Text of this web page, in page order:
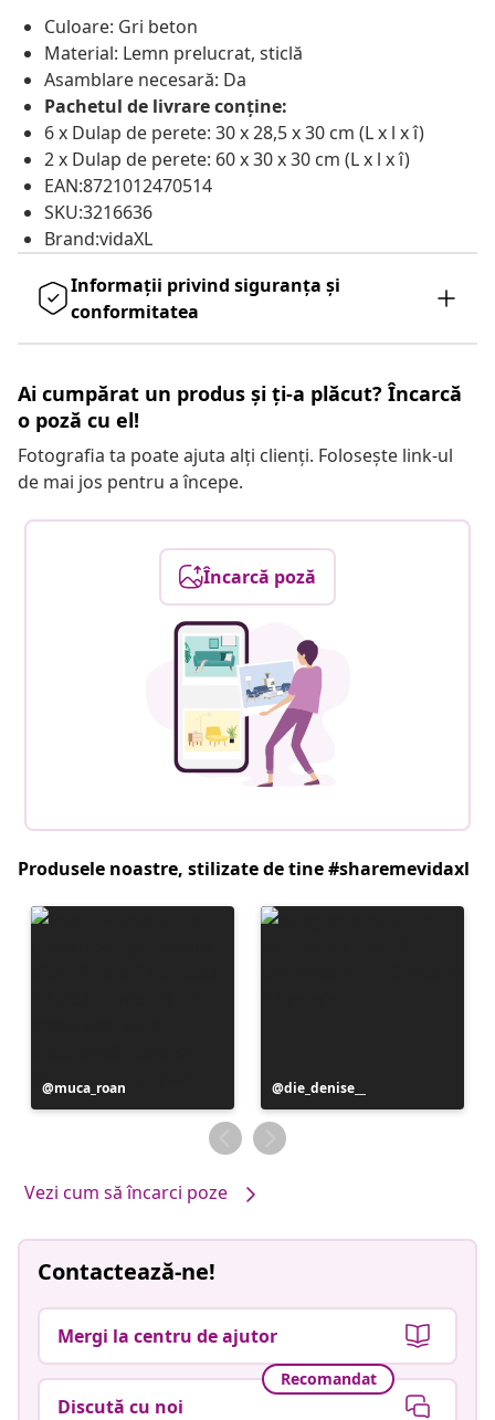
Culoare: Gri beton
Material: Lemn prelucrat, sticlă
Asamblare necesară: Da
Pachetul de livrare conține:
6 x Dulap de perete: 30 x 28,5 x 30 cm (L x l x î)
2 x Dulap de perete: 60 x 30 x 30 cm (L x l x î)
EAN:8721012470514
SKU:3216636
Brand:vidaXL
Informații privind siguranța și
conformitatea
Ai cumpărat un produs și ți-a plăcut? Încarcă
o poză cu el!
Fotografia ta poate ajuta alți clienți. Folosește link-ul
de mai jos pentru a începe.
Încarcă poză
Produsele noastre, stilizate de tine #sharemevidaxl
Postare
publicată
muca_roan
Postare
publicată
de
die_denise__
Vezi cum să încarci poze
Contactează-ne!
Mergi la centru de ajutor
Recomandat
Discută cu noi